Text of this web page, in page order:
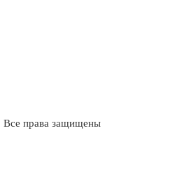
Все права защищены